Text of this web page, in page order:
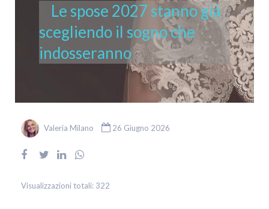
Le spose 2027 stanno già
scegliendo il sogno che
indosseranno
Valeria Milano 26 Giugno 2026
Visualizzazioni totali: 322